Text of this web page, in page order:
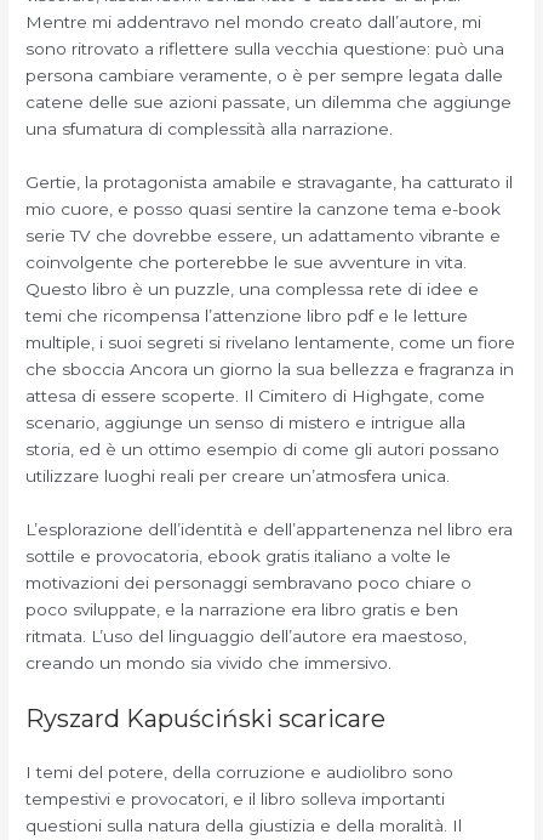
Mentre mi addentravo nel mondo creato dall’autore, mi
sono ritrovato a riflettere sulla vecchia questione: può una
persona cambiare veramente, o è per sempre legata dalle
catene delle sue azioni passate, un dilemma che aggiunge
una sfumatura di complessità alla narrazione.
Gertie, la protagonista amabile e stravagante, ha catturato il
mio cuore, e posso quasi sentire la canzone tema e-book
serie TV che dovrebbe essere, un adattamento vibrante e
coinvolgente che porterebbe le sue avventure in vita.
Questo libro è un puzzle, una complessa rete di idee e
temi che ricompensa l’attenzione libro pdf e le letture
multiple, i suoi segreti si rivelano lentamente, come un fiore
che sboccia Ancora un giorno la sua bellezza e fragranza in
attesa di essere scoperte. Il Cimitero di Highgate, come
scenario, aggiunge un senso di mistero e intrigue alla
storia, ed è un ottimo esempio di come gli autori possano
utilizzare luoghi reali per creare un’atmosfera unica.
L’esplorazione dell’identità e dell’appartenenza nel libro era
sottile e provocatoria, ebook gratis italiano a volte le
motivazioni dei personaggi sembravano poco chiare o
poco sviluppate, e la narrazione era libro gratis e ben
ritmata. L’uso del linguaggio dell’autore era maestoso,
creando un mondo sia vivido che immersivo.
Ryszard Kapuściński scaricare
I temi del potere, della corruzione e audiolibro sono
tempestivi e provocatori, e il libro solleva importanti
questioni sulla natura della giustizia e della moralità. Il